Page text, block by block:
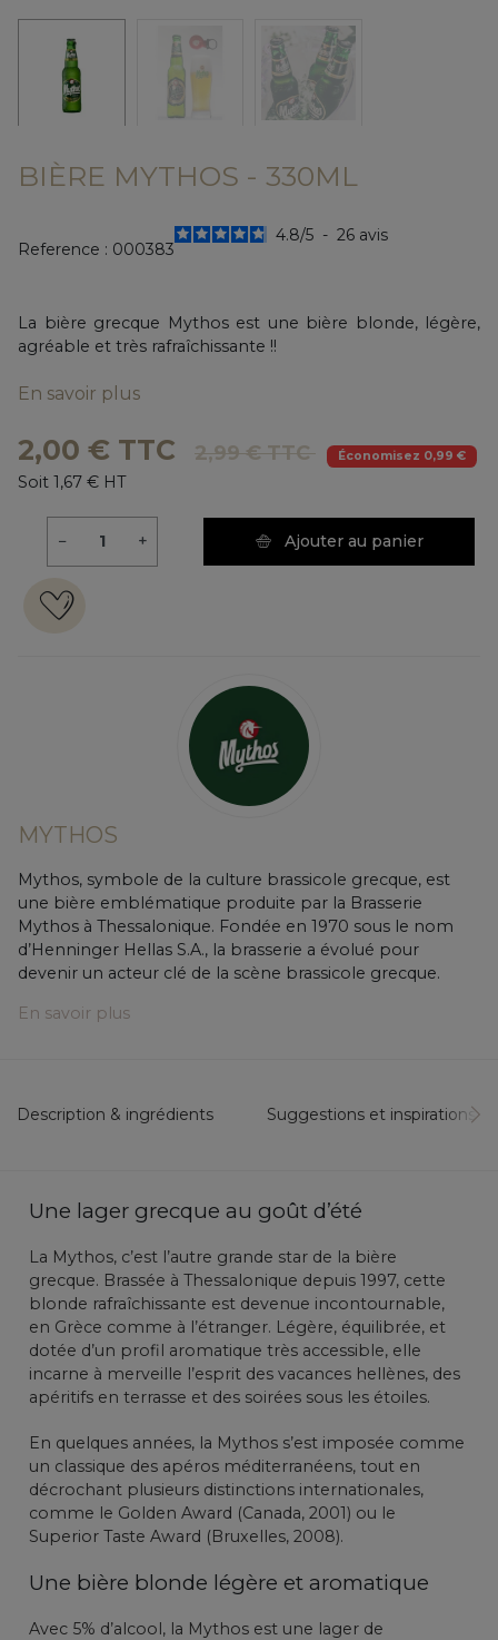
BIÈRE MYTHOS - 330ML
Reference : 000383
4.8/5 - 26 avis
La bière grecque Mythos est une bière blonde, légère,
agréable et très rafraîchissante !!
En savoir plus
2,00 € TTC 2,99 € TTC Économisez 0,99 €
Soit 1,67 € HT
− + Ajouter au panier
MYTHOS
Mythos, symbole de la culture brassicole grecque, est
une bière emblématique produite par la Brasserie
Mythos à Thessalonique. Fondée en 1970 sous le nom
d’Henninger Hellas S.A., la brasserie a évolué pour
devenir un acteur clé de la scène brassicole grecque.
En savoir plus
Description & ingrédients Suggestions et inspirations...
Une lager grecque au goût d’été
La Mythos, c’est l’autre grande star de la bière
grecque. Brassée à Thessalonique depuis 1997, cette
blonde rafraîchissante est devenue incontournable,
en Grèce comme à l’étranger. Légère, équilibrée, et
dotée d’un profil aromatique très accessible, elle
incarne à merveille l’esprit des vacances hellènes, des
apéritifs en terrasse et des soirées sous les étoiles.
En quelques années, la Mythos s’est imposée comme
un classique des apéros méditerranéens, tout en
décrochant plusieurs distinctions internationales,
comme le Golden Award (Canada, 2001) ou le
Superior Taste Award (Bruxelles, 2008).
Une bière blonde légère et aromatique
Avec 5% d’alcool, la Mythos est une lager de